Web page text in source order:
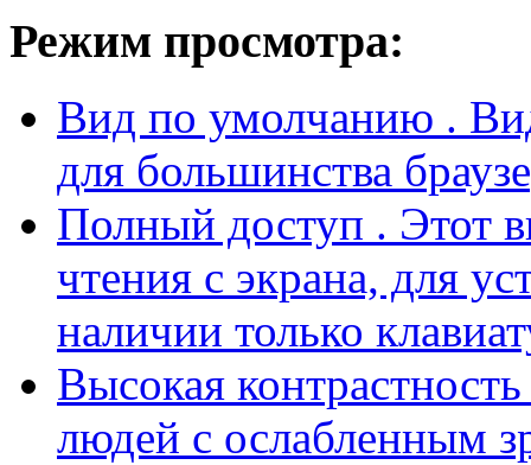
Режим просмотра:
Вид по умолчанию .
для большинства
Полный доступ . Этот
чтения с экрана, для
наличии только
Высокая
людей с ослабленным